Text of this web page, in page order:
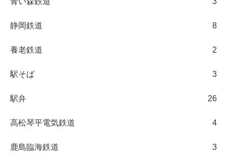
静岡鉄道 8
養老鉄道 2
駅そば 3
駅弁 26
高松琴平電気鉄道 4
鹿島臨海鉄道 3